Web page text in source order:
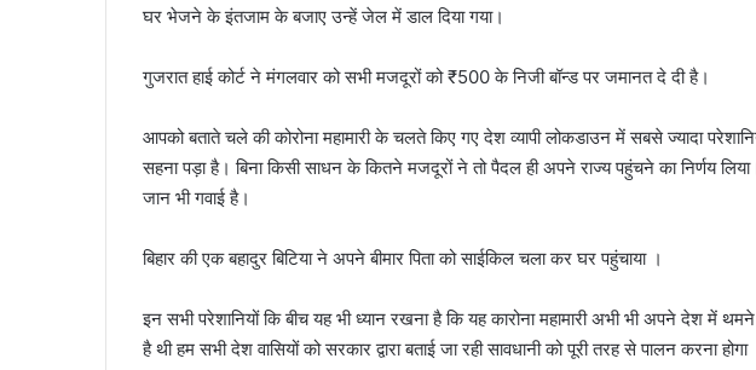
घर भेजने के इंतजाम के बजाए उन्हें जेल में डाल दिया गया।
गुजरात हाई कोर्ट ने मंगलवार को सभी मजदूरों को ₹500 के निजी बॉन्ड पर जमानत दे दी है।
आपको बताते चले की कोरोना महामारी के चलते किए गए देश व्यापी लोकडाउन में सबसे ज्यादा
सहना पड़ा है। बिना किसी साधन के कितने मजदूरों ने तो पैदल ही अपने राज्य पहुंचने का निर्णय
जान भी गवाई है।
बिहार की एक बहादुर बिटिया ने अपने बीमार पिता को साईकिल चला कर घर पहुंचाया ।
इन सभी परेशानियों कि बीच यह भी ध्यान रखना है कि यह कारोना महामारी अभी भी अपने देश में
है थी हम सभी देश वासियों को सरकार द्वारा बताई जा रही सावधानी को पूरी तरह से पालन करना होगा